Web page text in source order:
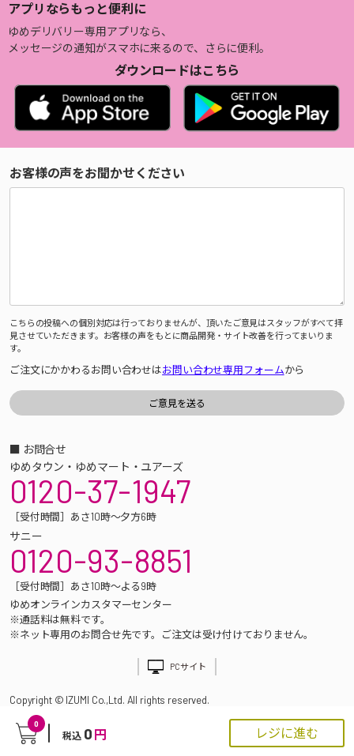
0
税込 0 円 レジに進む
アプリならもっと便利に
ゆめデリバリー専用アプリなら、
メッセージの通知がスマホに来るので、さらに便利。
ダウンロードはこちら
お客様の声をお聞かせください
こちらの投稿への個別対応は行っておりませんが、頂いたご意見はスタッフがすべて拝
見させていただきます。お客様の声をもとに商品開発・サイト改善を行ってまいりま
す。
ご注文にかかわるお問い合わせはお問い合わせ専用フォームから
■ お問合せ
ゆめタウン・ゆめマート・ユアーズ
0120-37-1947
［受付時間］あさ10時～夕方6時
サニー
0120-93-8851
［受付時間］あさ10時～よる9時
ゆめオンラインカスタマーセンター
※通話料は無料です。
※ネット専用のお問合せ先です。ご注文は受け付けておりません。
PCサイト
Copyright © IZUMI Co.,Ltd. All rights reserved.